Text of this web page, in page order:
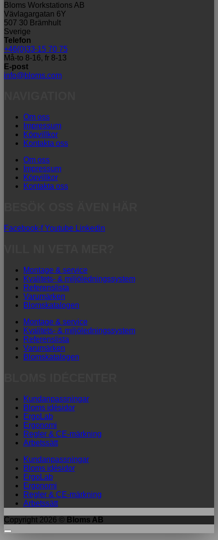
Bloms Workstations AB
Vävlagargatan 6Y
507 30 Brämhult
Sverige
Telefon
+46(0)33-15 70 75
Må-to 8-16, fr 8-13
E-post
info@bloms.com
Om oss
Impressum
Köpvillkor
Kontakta oss
Om oss
Impressum
Köpvillkor
Kontakta oss
Facebook-f Youtube Linkedin
Montage & service
Kvalitets- & miljöledningssystem
Referenslista
Varumärken
Blomskatalogen
Montage & service
Kvalitets- & miljöledningssystem
Referenslista
Varumärken
Blomskatalogen
Kundanpassningar
Bloms idésidor
ErgoLab
Ergonomi
Regler & CE-märkning
Arbetssätt
Kundanpassningar
Bloms idésidor
ErgoLab
Ergonomi
Regler & CE-märkning
Arbetssätt
Copyright 2026 © Bloms AB